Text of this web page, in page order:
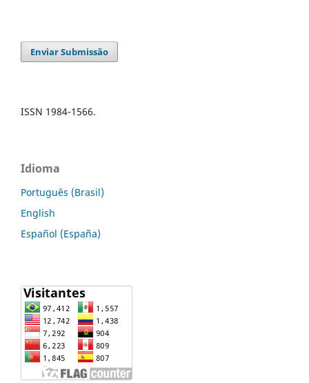
Enviar Submissão
ISSN 1984-1566.
Idioma
Português (Brasil)
English
Español (España)